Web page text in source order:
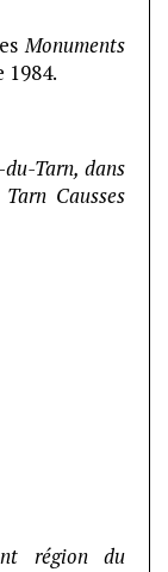
Monuments
1984.
Tarn, dans
Causses
région du